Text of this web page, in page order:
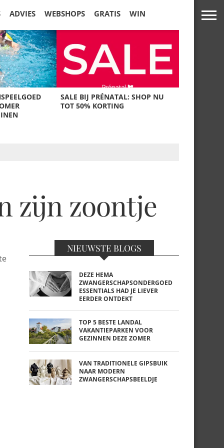
ADVIES WEBSHOPS GRATIS WIN
SALE BIJ PRÉNATAL: SHOP NU
TOT 50% KORTING
zijn zoontje
NIEUWSTE BLOGS
DEZE HEMA
ZWANGERSCHAPSONDERGOED
ESSENTIALS HAD JE LIEVER
EERDER ONTDEKT
TOP 5 BESTE LANDAL
VAKANTIEPARKEN VOOR
GEZINNEN DEZE ZOMER
VAN TRADITIONELE GIPSBUIK
NAAR MODERN
ZWANGERSCHAPSBEELDJE